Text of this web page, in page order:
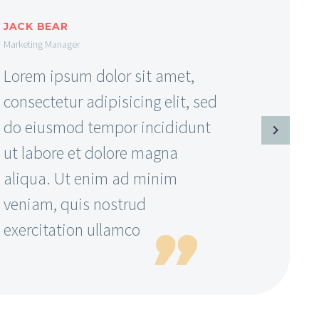
JACK BEAR
Marketing Manager
Lorem ipsum dolor sit amet,
consectetur adipisicing elit, sed
do eiusmod tempor incididunt
ut labore et dolore magna
aliqua. Ut enim ad minim
veniam, quis nostrud
exercitation ullamco